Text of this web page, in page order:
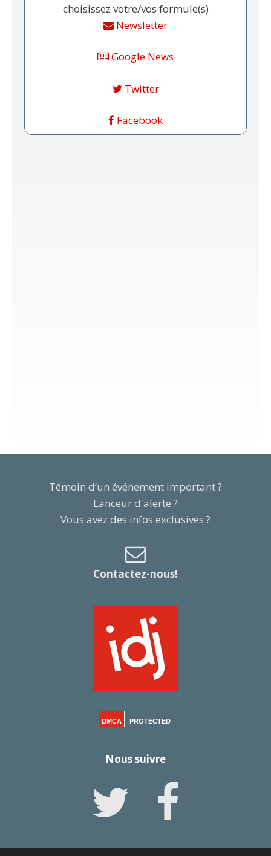
choisissez votre/vos formule(s)
Newsletter
Google News
Twitter
Facebook
Témoin d’un événement important ?
Lanceur d'alerte ?
Vous avez des infos exclusives ?
Contactez-nous!
DMCA PROTECTED
Nous suivre